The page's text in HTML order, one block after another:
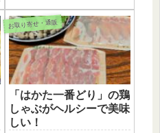
お取り寄せ・通販
「はかた一番どり」の鶏
しゃぶがヘルシーで美味
しい！